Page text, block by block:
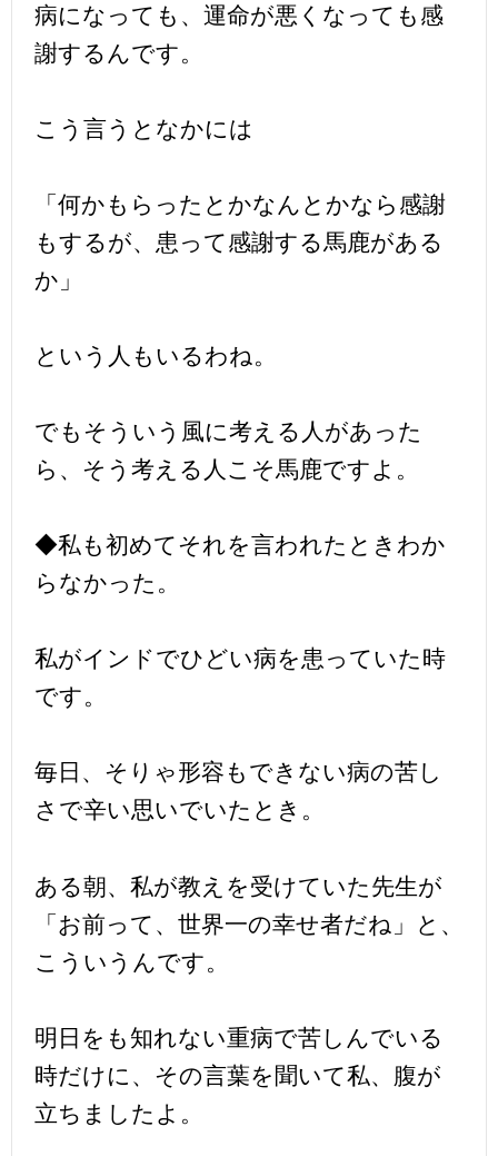
病になっても、運命が悪くなっても感
謝するんです。
こう言うとなかには
「何かもらったとかなんとかなら感謝
もするが、患って感謝する馬鹿がある
か」
という人もいるわね。
でもそういう風に考える人があった
ら、そう考える人こそ馬鹿ですよ。
◆私も初めてそれを言われたときわか
らなかった。
私がインドでひどい病を患っていた時
です。
毎日、そりゃ形容もできない病の苦し
さで辛い思いでいたとき。
ある朝、私が教えを受けていた先生が
「お前って、世界一の幸せ者だね」と、
こういうんです。
明日をも知れない重病で苦しんでいる
時だけに、その言葉を聞いて私、腹が
立ちましたよ。